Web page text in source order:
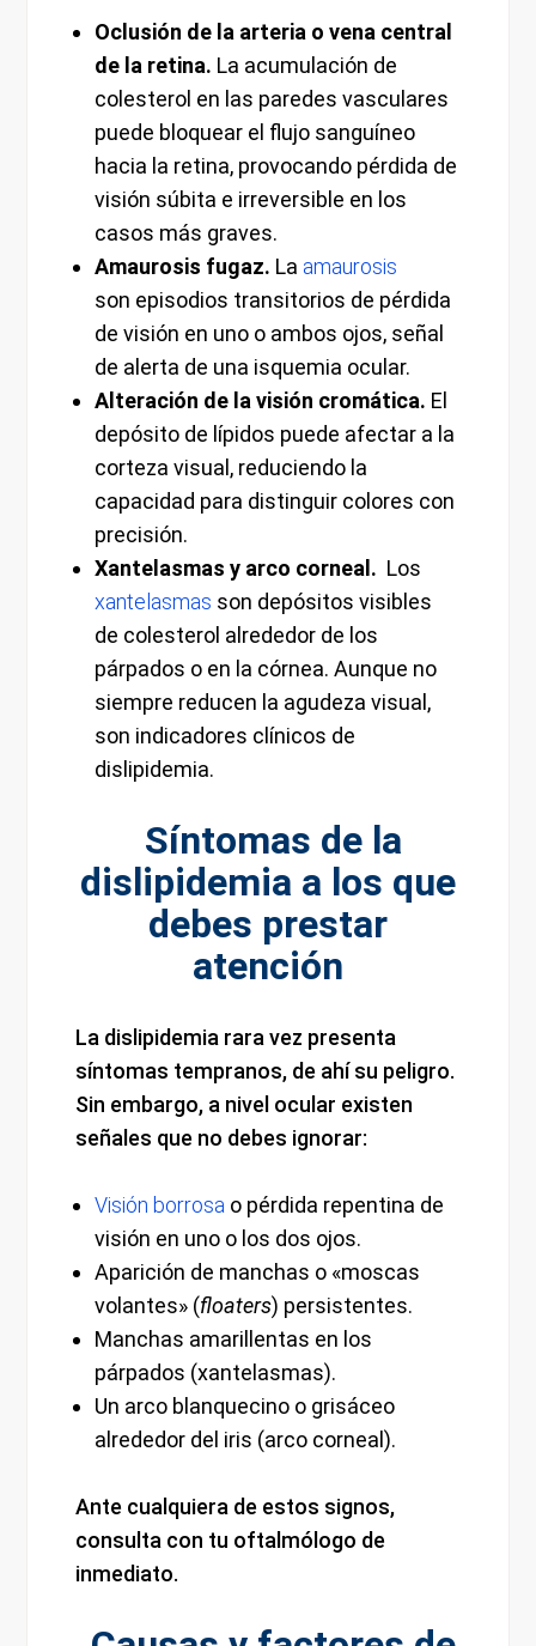
Oclusión de la arteria o vena central
de la retina. La acumulación de
colesterol en las paredes vasculares
puede bloquear el flujo sanguíneo
hacia la retina, provocando pérdida de
visión súbita e irreversible en los
casos más graves.
Amaurosis fugaz. La amaurosis
son episodios transitorios de pérdida
de visión en uno o ambos ojos, señal
de alerta de una isquemia ocular.
Alteración de la visión cromática. El
depósito de lípidos puede afectar a la
corteza visual, reduciendo la
capacidad para distinguir colores con
precisión.
Xantelasmas y arco corneal. Los
xantelasmas son depósitos visibles
de colesterol alrededor de los
párpados o en la córnea. Aunque no
siempre reducen la agudeza visual,
son indicadores clínicos de
dislipidemia.
Síntomas de la
dislipidemia a los que
debes prestar
atención
La dislipidemia rara vez presenta
síntomas tempranos, de ahí su peligro.
Sin embargo, a nivel ocular existen
señales que no debes ignorar:
Visión borrosa o pérdida repentina de
visión en uno o los dos ojos.
Aparición de manchas o «moscas
volantes» (floaters) persistentes.
Manchas amarillentas en los
párpados (xantelasmas).
Un arco blanquecino o grisáceo
alrededor del iris (arco corneal).
Ante cualquiera de estos signos,
consulta con tu oftalmólogo de
inmediato.